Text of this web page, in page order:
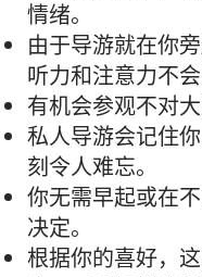
情绪。
由于导游就在你
听力和注意力不
有机会参观不对
私人导游会记住
刻令人难忘。
你无需早起或在
决定。
根据你的喜好，